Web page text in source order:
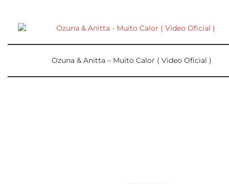
Ozuna & Anitta – Muito Calor ( Video Oficial )